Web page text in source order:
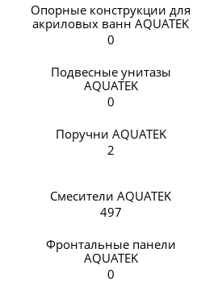
Опорные конструкции для
акриловых ванн AQUATEK
0
Подвесные унитазы
AQUATEK
0
Поручни AQUATEK
2
Смесители AQUATEK
497
Фронтальные панели
AQUATEK
0